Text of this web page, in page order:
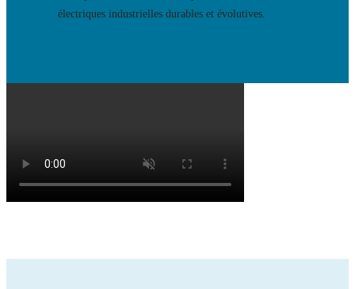
électriques industrielles durables et évolutives.